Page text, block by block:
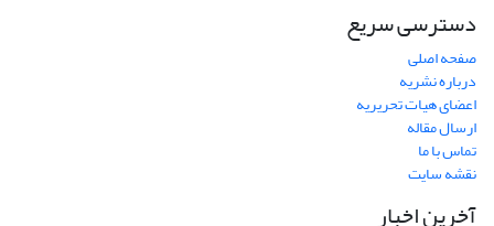
دسترسی سریع
صفحه اصلی
درباره نشریه
اعضای هیات تحریریه
ارسال مقاله
تماس با ما
نقشه سایت
آخرین اخبار